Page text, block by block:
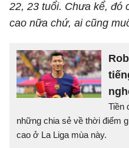
22, 23 tuổi. Chưa kể, đó
cao nữa chứ, ai cũng
Tiền
những chia sẻ về thời điểm
cao ở La Liga mùa này.